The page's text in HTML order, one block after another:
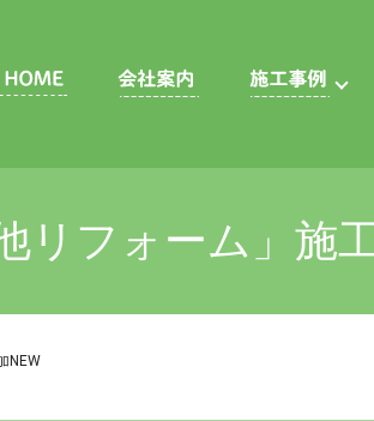
リフォーム」施
NEW